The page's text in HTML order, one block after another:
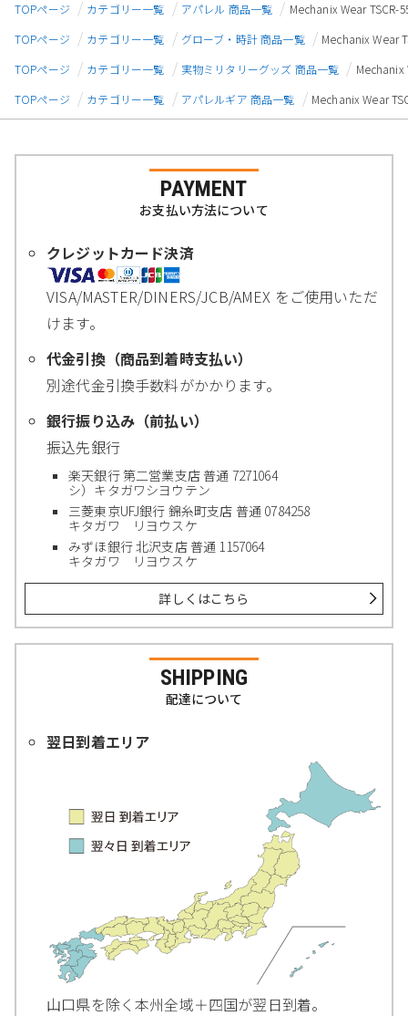
TOPページ
カテゴリー一覧 アパレル 商品一覧
Mechanix Wear TSCR-
TOPページ
カテゴリー一覧 グローブ・時計 商品一覧
Mechanix Wear
TOPページ
カテゴリー一覧 実物ミリタリーグッズ 商品一覧
Mechanix
TOPページ
カテゴリー一覧 アパレルギア 商品一覧 Mechanix Wear
PAYMENT
お支払い方法について
クレジットカード決済
VISA/MASTER/DINERS/JCB/AMEX をご使用いただ
けます。
代金引換（商品到着時支払い）
別途代金引換手数料がかかります。
銀行振り込み（前払い）
振込先銀行
楽天銀行 第二営業支店 普通 7271064
シ）キタガワシヨウテン
三菱東京UFJ銀行 錦糸町支店 普通 0784258
キタガワ リヨウスケ
みずほ銀行 北沢支店 普通 1157064
キタガワ リヨウスケ
詳しくはこちら
SHIPPING
配達について
翌日到着エリア
山口県を除く本州全域＋四国が翌日到着。